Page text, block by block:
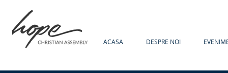
ACASA DESPRE NOI